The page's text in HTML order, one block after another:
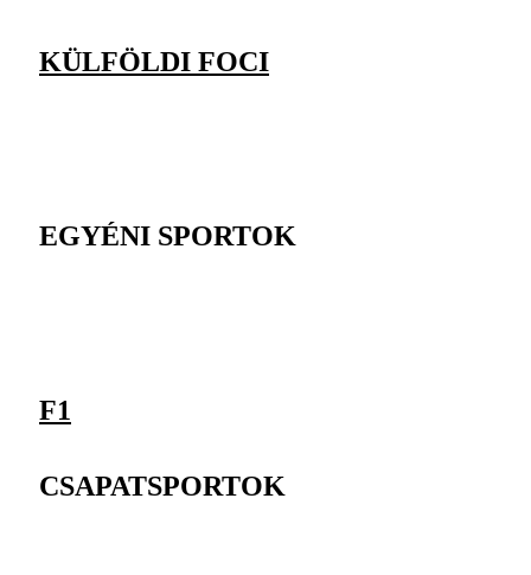
KÜLFÖLDI FOCI
EGYÉNI SPORTOK
F1
CSAPATSPORTOK